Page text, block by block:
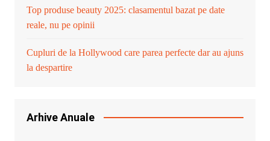
Top produse beauty 2025: clasamentul bazat pe date
reale, nu pe opinii
Cupluri de la Hollywood care parea perfecte dar au ajuns
la despartire
Arhive Anuale